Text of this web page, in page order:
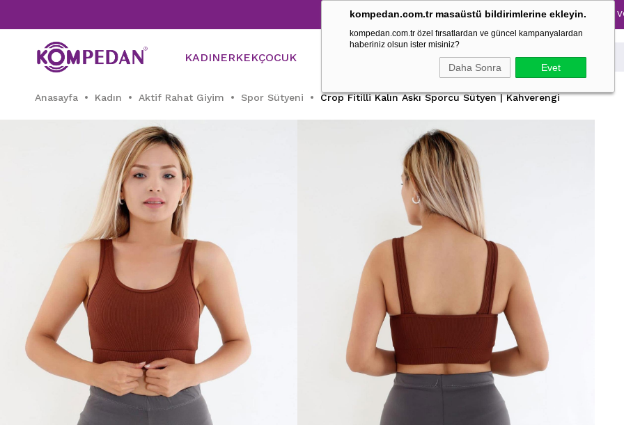
kompedan.com.tr masaüstü bildirimlerine ekleyin.
kompedan.com.tr özel fırsatlardan ve güncel kampanyalardan
haberiniz olsun ister misiniz?
Daha Sonra Evet
Tüm Pijama Takımlarında %30 İndirim → 1500 TL ve
KADINERKEKÇOCUK
Anasayfa Kadın Aktif Rahat Giyim Spor Sütyeni Crop Fitilli Kalın Askı Sporcu Sütyen | Kahverengi